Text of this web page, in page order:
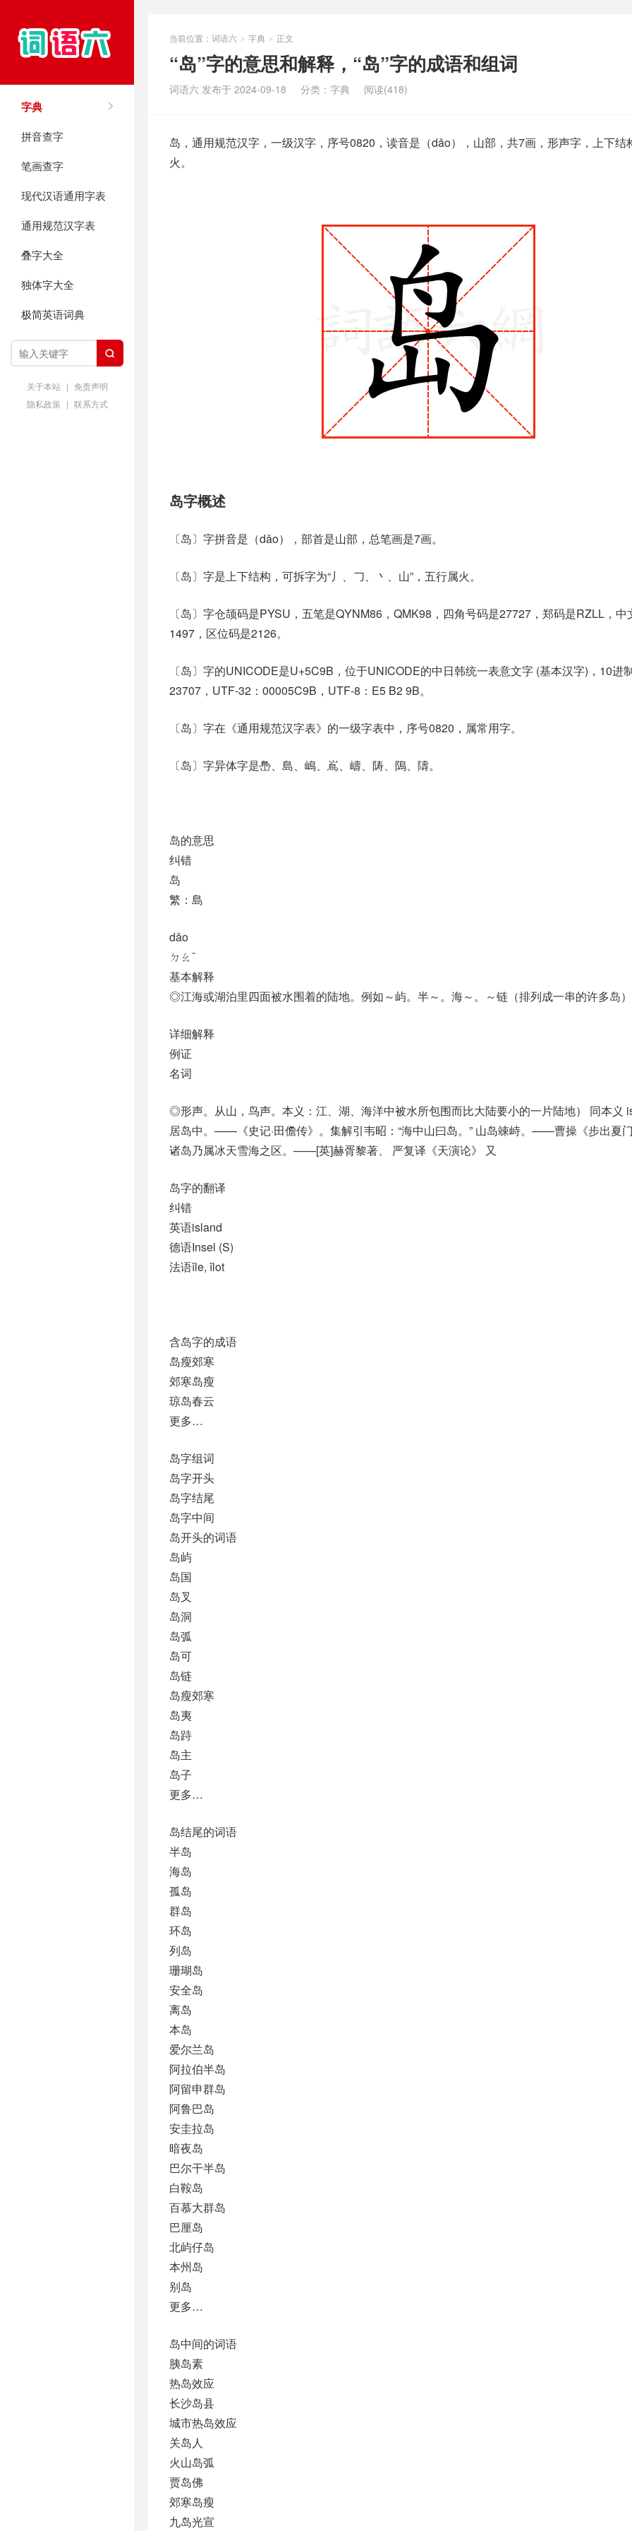
字典
拼音查字
笔画查字
现代汉语通用字表
通用规范汉字表
叠字大全
独体字大全
极简英语词典

关于本站 | 免责声明
隐私政策 | 联系方式
当前位置： 词语六 > 字典 > 正文
“岛”字的意思和解释，“岛”字的成语和组词
词语六 发布于 2024-09-18 分类： 字典 阅读(418)
岛，通用规范汉字，一级汉字，序号0820，读音是（dǎo），山部，共7画，形声字，上下结
火。
岛字概述
〔岛〕字拼音是（dǎo），部首是山部，总笔画是7画。
〔岛〕字是上下结构，可拆字为“丿、𠃌、丶、山”，五行属火。
〔岛〕字仓颉码是PYSU，五笔是QYNM86，QMK98，四角号码是27727，郑码是RZLL，中
1497，区位码是2126。
〔岛〕字的UNICODE是U+5C9B，位于UNICODE的中日韩统一表意文字 (基本汉字)，10进
23707，UTF-32：00005C9B，UTF-8：E5 B2 9B。
〔岛〕字在《通用规范汉字表》的一级字表中，序号0820，属常用字。
〔岛〕字异体字是㠀、島、嶋、嶌、嶹、陦、隝、隯。
岛的意思
纠错
岛
繁：島
dǎo
ㄉㄠˇ
基本解释
◎江海或湖泊里四面被水围着的陆地。例如～屿。半～。海～。～链（排列成一串的许多岛
详细解释
例证
名词
◎形声。从山，鸟声。本义：江、湖、海洋中被水所包围而比大陆要小的一片陆地） 同本义
居岛中。——《史记·田儋传》。集解引韦昭：“海中山曰岛。” 山岛竦峙。——曹操《步出夏
诸岛乃属冰天雪海之区。——[英]赫胥黎著、 严复译《天演论》 又
岛字的翻译
纠错
英语island
德语Insel (S)
法语île, îlot
含岛字的成语
岛瘦郊寒
郊寒岛瘦
琼岛春云
更多…
岛字组词
岛字开头
岛字结尾
岛字中间
岛开头的词语
岛屿
岛国
岛叉
岛洞
岛弧
岛可
岛链
岛瘦郊寒
岛夷
岛跱
岛主
岛子
更多…
岛结尾的词语
半岛
海岛
孤岛
群岛
环岛
列岛
珊瑚岛
安全岛
离岛
本岛
爱尔兰岛
阿拉伯半岛
阿留申群岛
阿鲁巴岛
安圭拉岛
暗夜岛
巴尔干半岛
白鞍岛
百慕大群岛
巴厘岛
北屿仔岛
本州岛
别岛
更多…
岛中间的词语
胰岛素
热岛效应
长沙岛县
城市热岛效应
关岛人
火山岛弧
贾岛佛
郊寒岛瘦
九岛光宣